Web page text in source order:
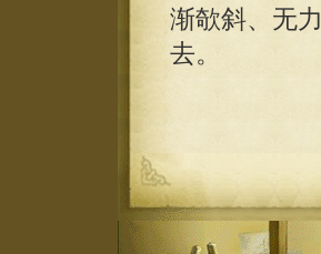
渐欹斜、无
去。